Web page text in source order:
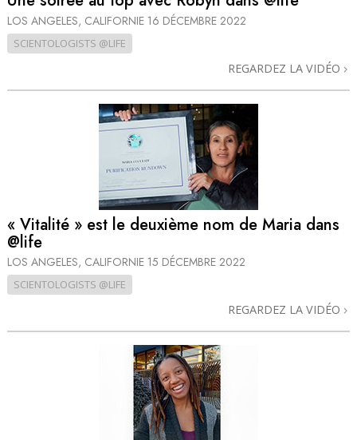
LOS ANGELES, CALIFORNIE 16 DÉCEMBRE 2022
SCIENTOLOGISTS @LIFE
REGARDEZ LA VIDÉO
« Vitalité » est le deuxième nom de Maria dans
@life
LOS ANGELES, CALIFORNIE 15 DÉCEMBRE 2022
SCIENTOLOGISTS @LIFE
REGARDEZ LA VIDÉO